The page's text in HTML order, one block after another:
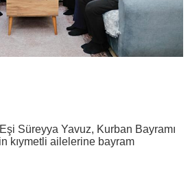
Süreyya Yavuz, Kurban Bayramı
kıymetli ailelerine bayram